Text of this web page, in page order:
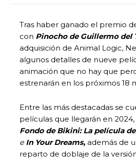
Tras haber ganado el premio
con Pinocho de Guillermo del
adquisición de Animal Logic,
algunos detalles de nueve
animación que no hay que
estrenarán en los próximos 18
Entre las más destacadas se
películas que llegarán en 2024,
Fondo de Bikini: La película
e In Your Dreams, además de
reparto de doblaje de la